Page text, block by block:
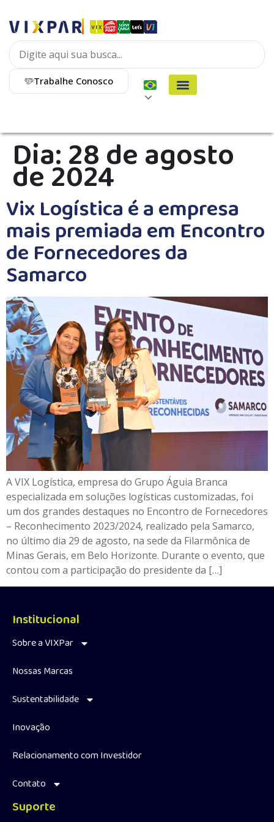
Trabalhe Conosco
Dia:28 de agosto
de 2024
Vix Logística é a empresa
mais premiada em Encontro
de Fornecedores da
Samarco
A VIX Logística, empresa do Grupo Águia Branca
especializada em soluções logísticas customizadas, foi
um dos grandes destaques no Encontro de Fornecedores
– Reconhecimento 2023/2024, realizado pela Samarco,
no último dia 29 de agosto, na sede da Filarmônica de
Minas Gerais, em Belo Horizonte. Durante o evento, que
contou com a participação do presidente da […]
Institucional
Sobre a VIXPar
Nossas Marcas
Sustentabilidade
Inovação
Relacionamento com Investidor
Contato
Suporte